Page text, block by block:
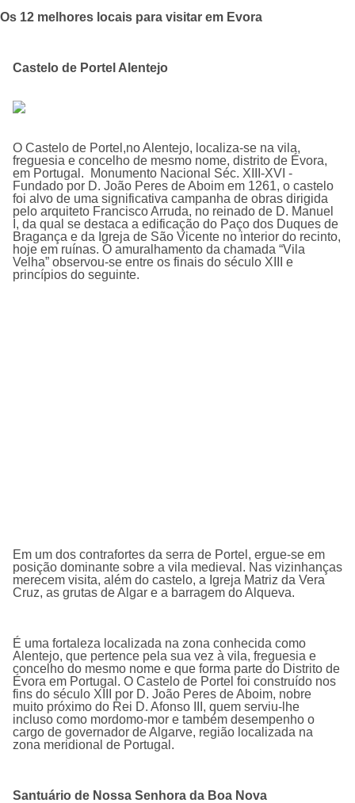
Os 12 melhores locais para visitar em Evora
Castelo de Portel Alentejo
O Castelo de Portel,no Alentejo, localiza-se na vila,
freguesia e concelho de mesmo nome, distrito de Évora,
em Portugal. Monumento Nacional Séc. XIII-XVI -
Fundado por D. João Peres de Aboim em 1261, o castelo
foi alvo de uma significativa campanha de obras dirigida
pelo arquiteto Francisco Arruda, no reinado de D. Manuel
I, da qual se destaca a edificação do Paço dos Duques de
Bragança e da Igreja de São Vicente no interior do recinto,
hoje em ruínas. O amuralhamento da chamada “Vila
Velha” observou-se entre os finais do século XIII e
princípios do seguinte.
Em um dos contrafortes da serra de Portel, ergue-se em
posição dominante sobre a vila medieval. Nas vizinhanças
merecem visita, além do castelo, a Igreja Matriz da Vera
Cruz, as grutas de Algar e a barragem do Alqueva.
É uma fortaleza localizada na zona conhecida como
Alentejo, que pertence pela sua vez à vila, freguesia e
concelho do mesmo nome e que forma parte do Distrito de
Évora em Portugal. O Castelo de Portel foi construído nos
fins do século XIII por D. João Peres de Aboim, nobre
muito próximo do Rei D. Afonso III, quem serviu-lhe
incluso como mordomo-mor e também desempenho o
cargo de governador de Algarve, região localizada na
zona meridional de Portugal.
Santuário de Nossa Senhora da Boa Nova